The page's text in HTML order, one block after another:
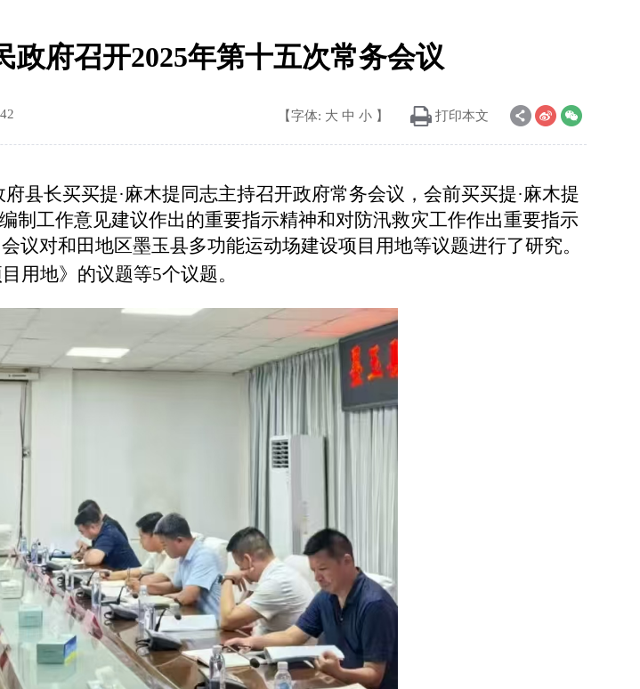
政府召开2025年第十五次常务会议
【字体: 大 中 小 】 打印本文
县长买买提·麻木提同志主持召开政府常务会议，会前买买提·麻木提
制工作意见建议作出的重要指示精神和对防汛救灾工作作出重要指示
对和田地区墨玉县多功能运动场建设项目用地等议题进行了研究。
用地》 的议题等5个议题。